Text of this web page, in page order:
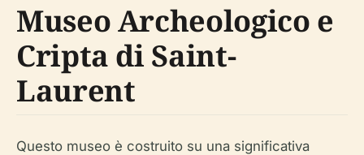
Museo Archeologico e
Cripta di Saint-
Laurent
Questo museo è costruito su una significativa